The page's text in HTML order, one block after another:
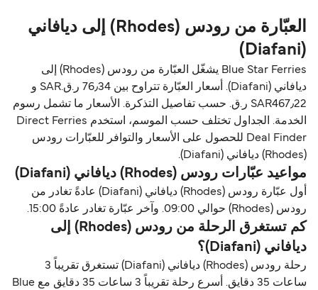
العبّارة من رودس (Rhodes) إلى ديافاني
(Diafani)
Blue Star Ferries يشغّل العبّارة من رودس (Rhodes) إلى
ديافاني (Diafani). أسعار العبّارة تتراوح بين 76٫34 ر.ق.‏SAR و
SAR467٫22 ر.ق.‏ حسب تفاصيل التذكرة. الأسعار ما تشمل رسوم
الخدمة. الجداول تختلف حسب الموسم، استخدم Direct Ferries
Deal Finder للحصول على الأسعار والتوافر للعبّارات رودس
(Rhodes) ديافاني (Diafani).
مواعيد عبّارات رودس (Rhodes) ديافاني (Diafani)
أول عبّارة رودس (Rhodes) ديافاني (Diafani) عادةً تغادر من
رودس (Rhodes) حوالي 09:00. وآخر عبّارة تغادر عادةً 15:00.
كم تستغرق الرحلة من رودس (Rhodes) إلى
ديافاني (Diafani)؟
رحلة رودس (Rhodes) ديافاني (Diafani) تستغرق تقريباً 3
ساعات 35 دقايق. أسرع رحلة تقريباً 3 ساعات 35 دقايق مع Blue